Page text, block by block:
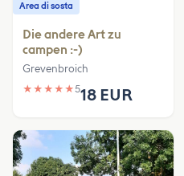
Area di sosta
Die andere Art zu
campen :-)
Grevenbroich
★ ★ ★ ★ ★518 EUR